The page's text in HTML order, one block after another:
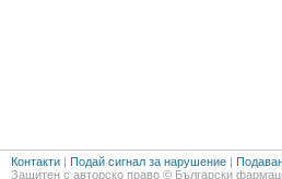
Контакти | Подай сигнал за нарушение |
Защитен с авторско право © Български